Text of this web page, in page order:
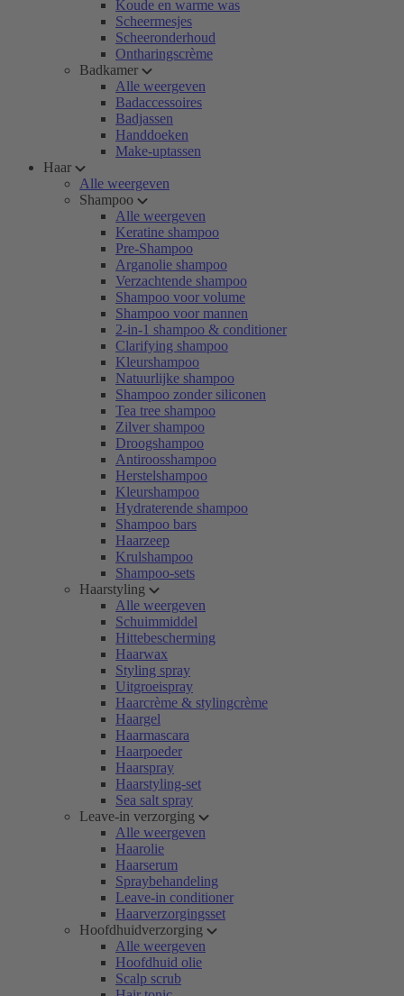
Koude en warme was
Scheermesjes
Scheeronderhoud
Ontharingscrème
Badkamer
Alle weergeven
Badaccessoires
Badjassen
Handdoeken
Make-uptassen
Haar
Alle weergeven
Shampoo
Alle weergeven
Keratine shampoo
Pre-Shampoo
Arganolie shampoo
Verzachtende shampoo
Shampoo voor volume
Shampoo voor mannen
2-in-1 shampoo & conditioner
Clarifying shampoo
Kleurshampoo
Natuurlijke shampoo
Shampoo zonder siliconen
Tea tree shampoo
Zilver shampoo
Droogshampoo
Antiroosshampoo
Herstelshampoo
Kleurshampoo
Hydraterende shampoo
Shampoo bars
Haarzeep
Krulshampoo
Shampoo-sets
Haarstyling
Alle weergeven
Schuimmiddel
Hittebescherming
Haarwax
Styling spray
Uitgroeispray
Haarcrème & stylingcrème
Haargel
Haarmascara
Haarpoeder
Haarspray
Haarstyling-set
Sea salt spray
Leave-in verzorging
Alle weergeven
Haarolie
Haarserum
Spraybehandeling
Leave-in conditioner
Haarverzorgingsset
Hoofdhuidverzorging
Alle weergeven
Hoofdhuid olie
Scalp scrub